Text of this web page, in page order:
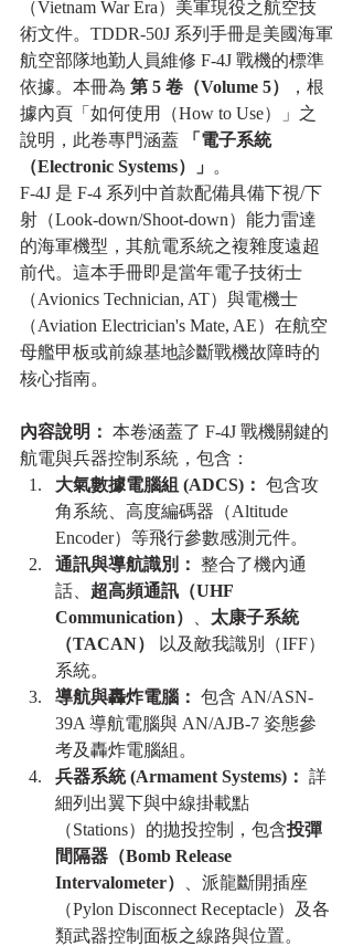
（Vietnam War Era）美軍現役之航空技
術文件。TDDR-50J 系列手冊是美國海軍
航空部隊地勤人員維修 F-4J 戰機的標準
依據。本冊為 第 5 卷（Volume 5）
，根
據內頁「如何使用（How to Use）」之
說明，此卷專門涵蓋
「電子系統
（Electronic Systems）」
。
F-4J 是 F-4 系列中首款配備具備下視/下
射（Look-down/Shoot-down）能力雷達
的海軍機型，其航電系統之複雜度遠超
前代。這本手冊即是當年電子技術士
（Avionics Technician, AT）與電機士
（Aviation Electrician's Mate, AE）在航空
母艦甲板或前線基地診斷戰機故障時的
核心指南。
內容說明： 本卷涵蓋了 F-4J 戰機關鍵的
航電與兵器控制系統，包含：
大氣數據電腦組 (ADCS)： 包含攻
角系統、高度編碼器（Altitude
Encoder）等飛行參數感測元件。
通訊與導航識別： 整合了機內通
話、 超高頻通訊（UHF
Communication）
太康子系統
（TACAN）
以及敵我識別（IFF）
系統。
導航與轟炸電腦： 包含 AN/ASN-
39A 導航電腦與 AN/AJB-7 姿態參
考及轟炸電腦組。
兵器系統 (Armament Systems)： 詳
細列出翼下與中線掛載點
（Stations）的拋投控制，包含投彈
間隔器（Bomb Release
Intervalometer）
、派龍斷開插座
（Pylon Disconnect Receptacle）及各
類武器控制面板之線路與位置。